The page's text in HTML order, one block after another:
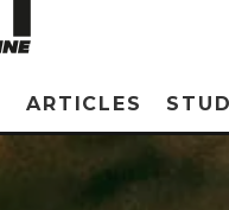
ARTICLES